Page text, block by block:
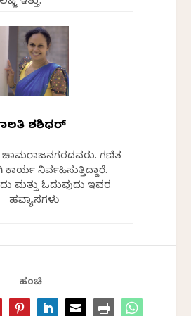
ಮಾಲತಿ ಶಶಿಧರ್
ಚಾಮರಾಜನಗರದವರು. ಗಣಿತ
ಕಾರ್ಯ ನಿರ್ವಹಿಸುತ್ತಿದ್ದಾರೆ.
ಮತ್ತು ಓದುವುದು ಇವರ
ಹವ್ಯಾಸಗಳು
ಹಂಚಿ